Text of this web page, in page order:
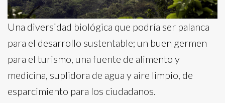
Una diversidad biológica que podría ser palanca
para el desarrollo sustentable; un buen germen
para el turismo, una fuente de alimento y
medicina, suplidora de agua y aire limpio, de
esparcimiento para los ciudadanos.